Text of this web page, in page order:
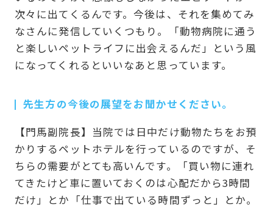
次々に出てくるんです。今後は、それを集めてみ
なさんに発信していくつもり。「動物病院に通う
と楽しいペットライフに出会えるんだ」という風
になってくれるといいなあと思っています。
先生方の今後の展望をお聞かせください。
【門馬副院長】当院では日中だけ動物たちをお預
かりするペットホテルを行っているのですが、そ
ちらの需要がとても高いんです。「買い物に連れ
てきたけど車に置いておくのは心配だから3時間
だけ」とか「仕事で出ている時間ずっと」とか。